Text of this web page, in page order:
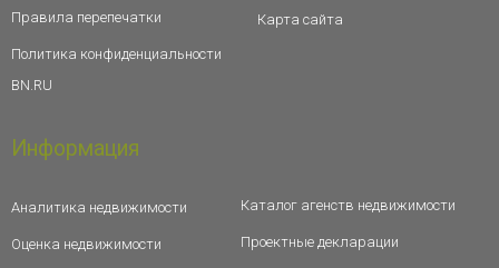
Правила перепечатки
Политика конфиденциальности
BN.RU
Карта сайта
Информация
Аналитика недвижимости
Оценка недвижимости
Каталог агенств недвижимости
Проектные декларации